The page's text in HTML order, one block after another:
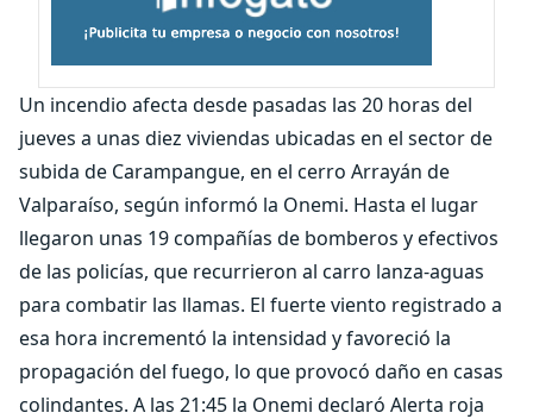
Un incendio afecta desde pasadas las 20 horas del
jueves a unas diez viviendas ubicadas en el sector de
subida de Carampangue, en el cerro Arrayán de
Valparaíso, según informó la Onemi. Hasta el lugar
llegaron unas 19 compañías de bomberos y efectivos
de las policías, que recurrieron al carro lanza-aguas
para combatir las llamas. El fuerte viento registrado a
esa hora incrementó la intensidad y favoreció la
propagación del fuego, lo que provocó daño en casas
colindantes. A las 21:45 la Onemi declaró Alerta roja